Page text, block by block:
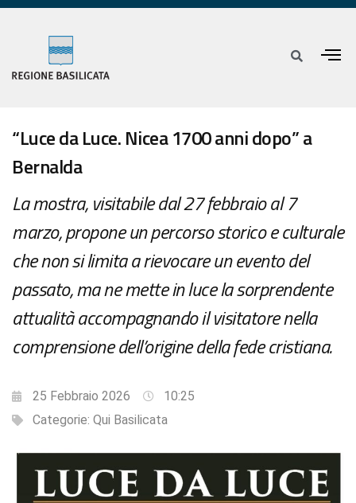
“Luce da Luce. Nicea 1700 anni dopo” a
Bernalda
La mostra, visitabile dal 27 febbraio al 7
marzo, propone un percorso storico e culturale
che non si limita a rievocare un evento del
passato, ma ne mette in luce la sorprendente
attualità accompagnando il visitatore nella
comprensione dell’origine della fede cristiana.
25 Febbraio 2026
10:25
Categorie: Qui Basilicata